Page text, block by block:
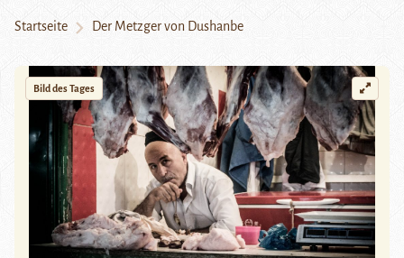
Startseite Der Metzger von Dushanbe
Bild des Tages